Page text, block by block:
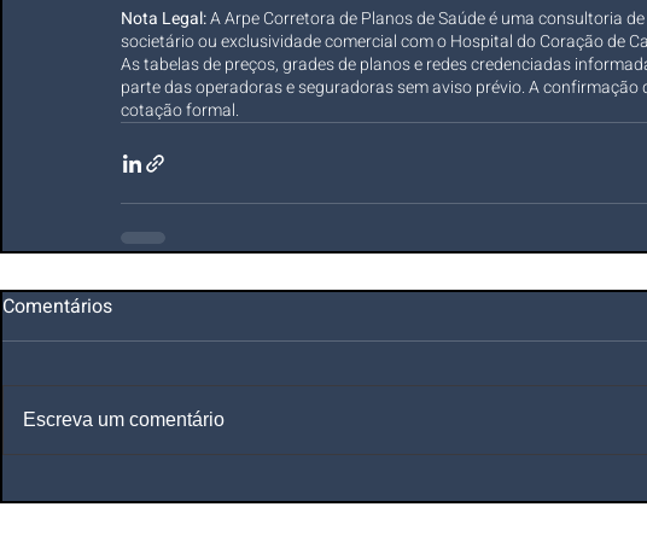
Nota Legal: A Arpe Corretora de Planos de Saúde é uma consultoria
societário ou exclusividade comercial com o Hospital do Coração de
As tabelas de preços, grades de planos e redes credenciadas
parte das operadoras e seguradoras sem aviso prévio. A
cotação formal.
Comentários
Escreva um comentário